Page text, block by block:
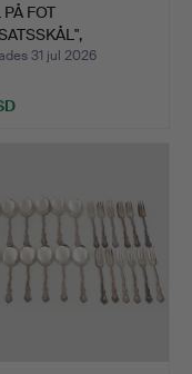
FOT
PAT…
31 jul 2026